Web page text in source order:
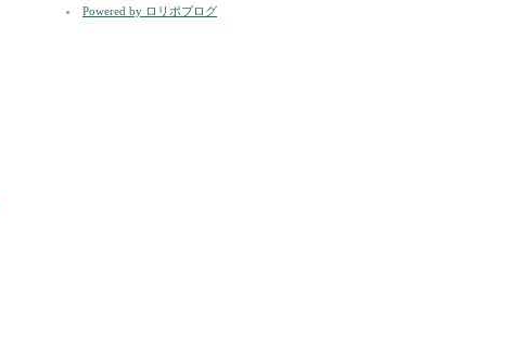
Powered by ロリポブログ